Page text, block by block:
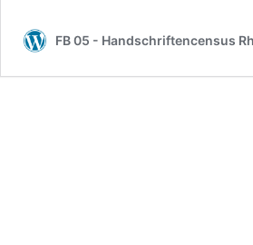
FB 05 - Handschriftencensus